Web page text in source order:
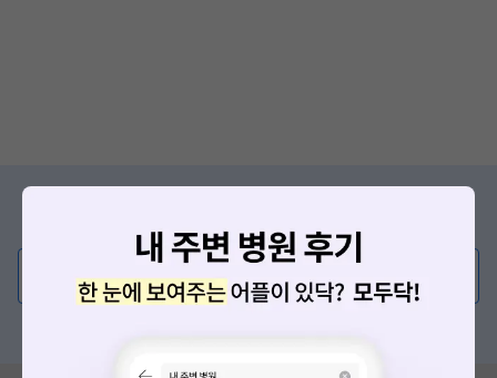
의사가 직접 답해드려요!
💬 무엇이든 물어보세요